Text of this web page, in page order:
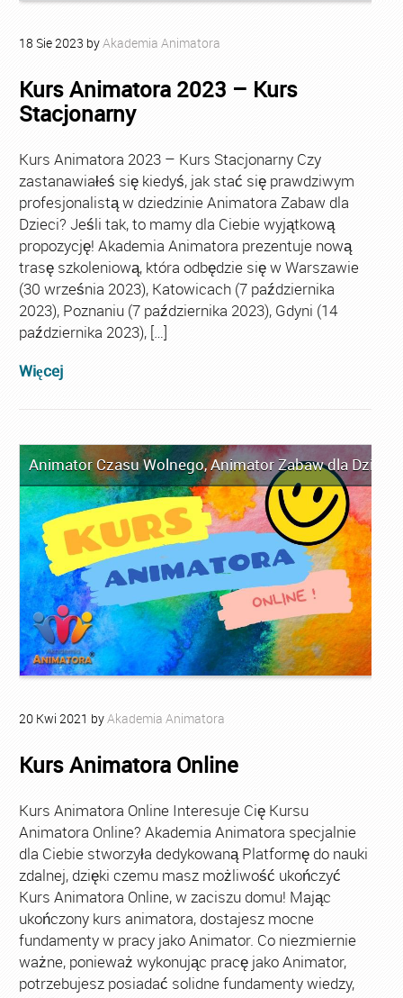
18 Sie2023 byAkademia Animatora
Kurs Animatora 2023 – Kurs
Stacjonarny
Kurs Animatora 2023 – Kurs Stacjonarny Czy
zastanawiałeś się kiedyś, jak stać się prawdziwym
profesjonalistą w dziedzinie Animatora Zabaw dla
Dzieci? Jeśli tak, to mamy dla Ciebie wyjątkową
propozycję! Akademia Animatora prezentuje nową
trasę szkoleniową, która odbędzie się w Warszawie
(30 września 2023), Katowicach (7 października
2023), Poznaniu (7 października 2023), Gdyni (14
października 2023), […]
Więcej
Animator Czasu Wolnego,Animator Zabaw dla Dzieci
20 Kwi 2021 byAkademia Animatora
Kurs Animatora Online
Kurs Animatora Online Interesuje Cię Kursu
Animatora Online? Akademia Animatora specjalnie
dla Ciebie stworzyła dedykowaną Platformę do nauki
zdalnej, dzięki czemu masz możliwość ukończyć
Kurs Animatora Online, w zaciszu domu! Mając
ukończony kurs animatora, dostajesz mocne
fundamenty w pracy jako Animator. Co niezmiernie
ważne, ponieważ wykonując pracę jako Animator,
potrzebujesz posiadać solidne fundamenty wiedzy,